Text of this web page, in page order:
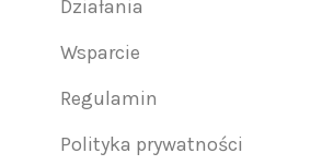
Działania
Wsparcie
Regulamin
Polityka prywatności